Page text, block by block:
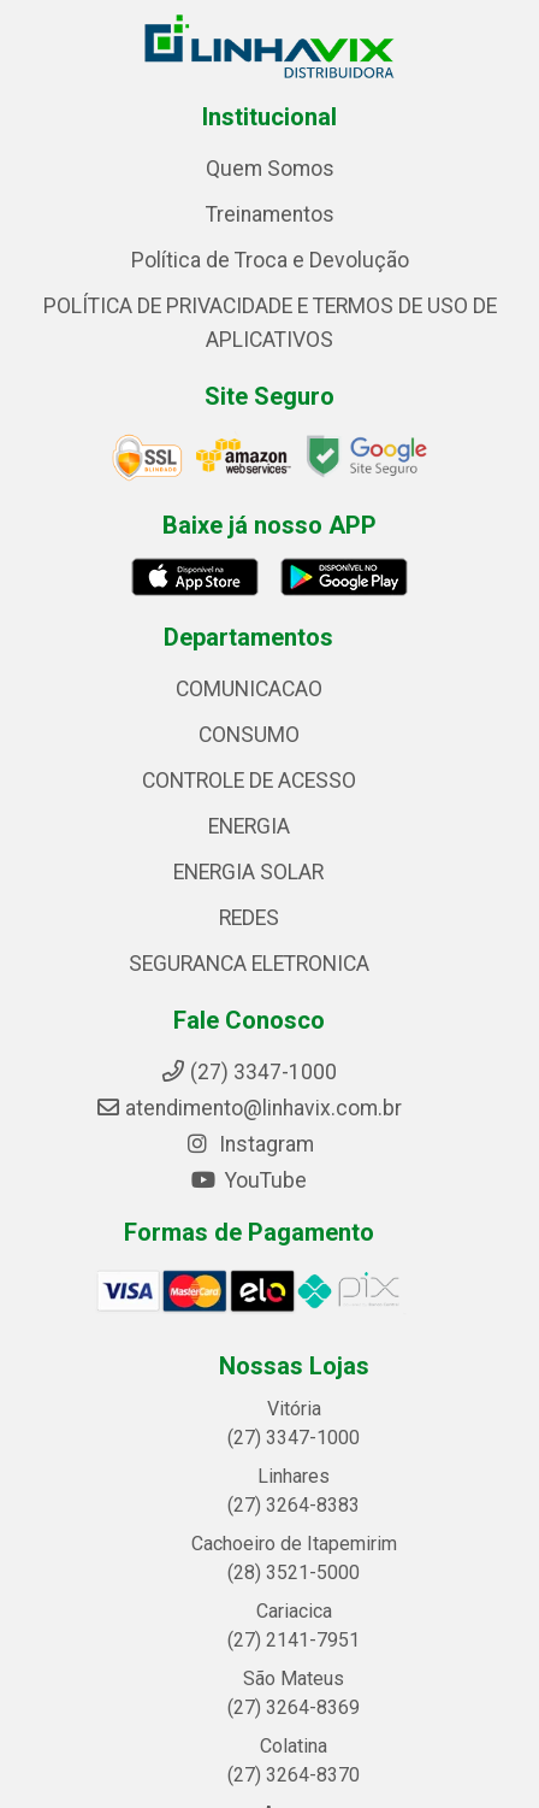
Institucional
Quem Somos
Treinamentos
Política de Troca e Devolução
POLÍTICA DE PRIVACIDADE E TERMOS DE USO DE
APLICATIVOS
Site Seguro
Baixe já nosso APP
Departamentos
COMUNICACAO
CONSUMO
CONTROLE DE ACESSO
ENERGIA
ENERGIA SOLAR
REDES
SEGURANCA ELETRONICA
Fale Conosco
(27) 3347-1000
atendimento@linhavix.com.br
Instagram
YouTube
Formas de Pagamento
Nossas Lojas
Vitória
(27) 3347-1000
Linhares
(27) 3264-8383
Cachoeiro de Itapemirim
(28) 3521-5000
Cariacica
(27) 2141-7951
São Mateus
(27) 3264-8369
Colatina
(27) 3264-8370